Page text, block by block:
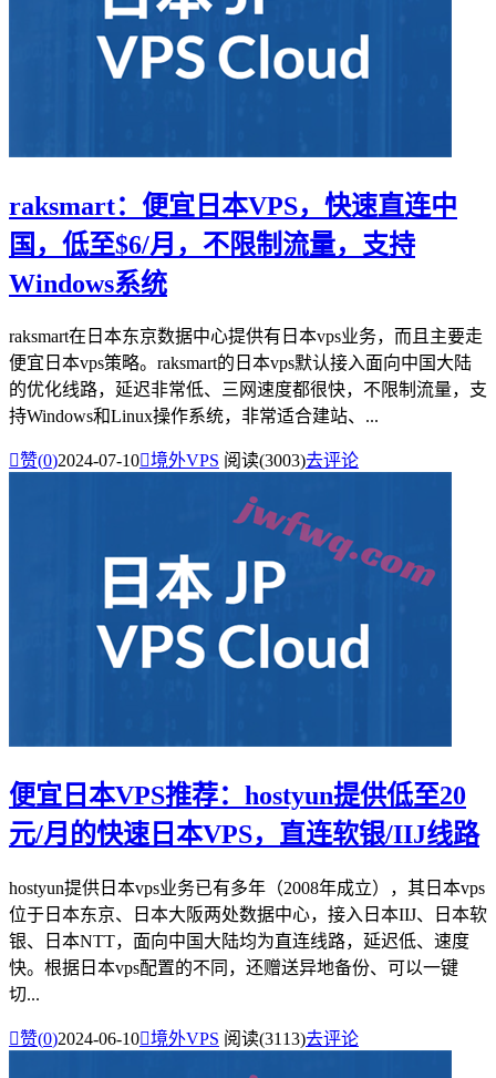
raksmart：便宜日本VPS，快速直连中
国，低至$6/月，不限制流量，支持
Windows系统
raksmart在日本东京数据中心提供有日本vps业务，而且主要走
便宜日本vps策略。raksmart的日本vps默认接入面向中国大陆
的优化线路，延迟非常低、三网速度都很快，不限制流量，支
持Windows和Linux操作系统，非常适合建站、...
赞(0)2024-07-10境外VPS 阅读(3003)去评论
便宜日本VPS推荐：hostyun提供低至20
元/月的快速日本VPS，直连软银/IIJ线路
hostyun提供日本vps业务已有多年（2008年成立），其日本vps
位于日本东京、日本大阪两处数据中心，接入日本IIJ、日本软
银、日本NTT，面向中国大陆均为直连线路，延迟低、速度
快。根据日本vps配置的不同，还赠送异地备份、可以一键
切...
赞(0)2024-06-10境外VPS 阅读(3113)去评论